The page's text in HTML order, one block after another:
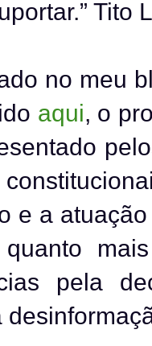
Tito
no meu
aqui, o
e a
pela